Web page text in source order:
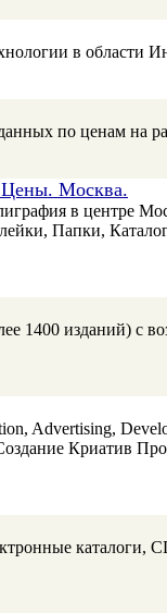
в области
по ценам на
Москва.
в центре
Папки,
1400 изданий) с
Advertising,
Криaтив
каталоги,